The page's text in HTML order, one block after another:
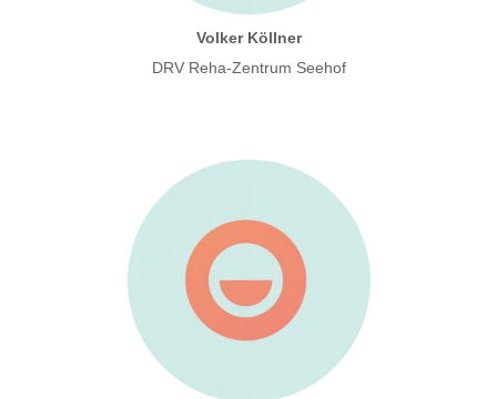
Volker Köllner
DRV Reha-Zentrum Seehof